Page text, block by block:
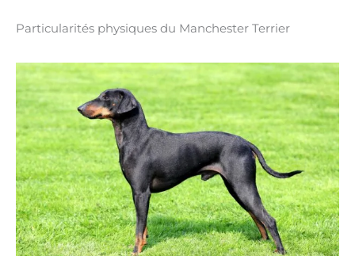
Particularités physiques du Manchester Terrier